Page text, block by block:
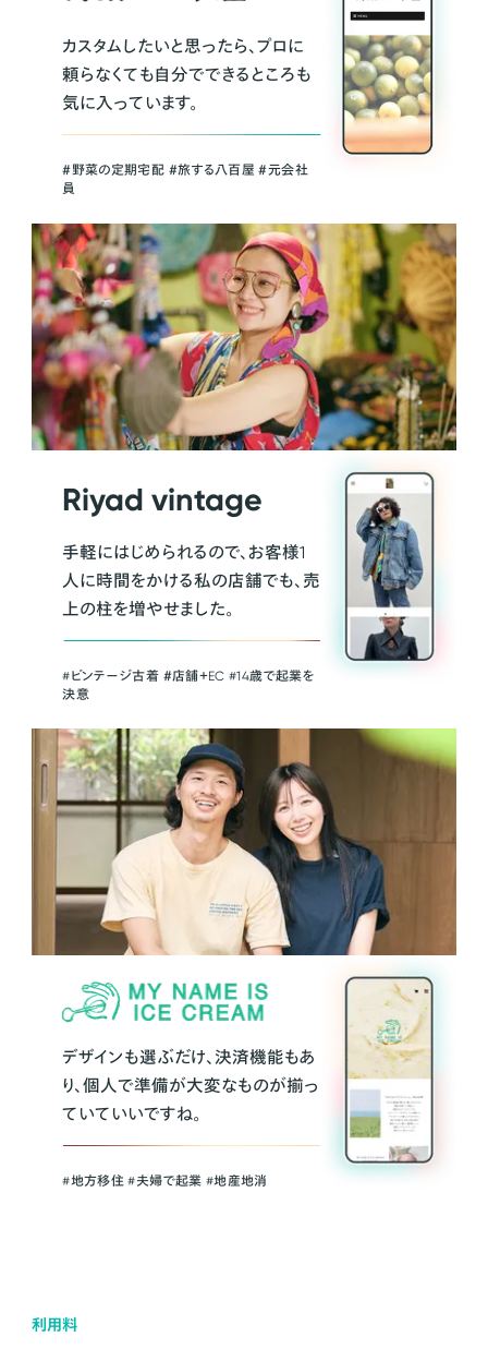
カスタムしたいと思ったら、プロに
頼らなくても自分でできるところも
気に入っています。
＃野菜の定期宅配 ＃旅する八百屋 ＃元会社
員
Riyad vintage
手軽にはじめられるので、お客様1
人に時間をかける私の店舗でも、売
上の柱を増やせました。
#ビンテージ古着 ＃店舗＋EC #14歳で起業を
決意
デザインも選ぶだけ、決済機能もあ
り、個人で準備が大変なものが揃っ
ていていいですね。
#地方移住 #夫婦で起業 #地産地消
利用料